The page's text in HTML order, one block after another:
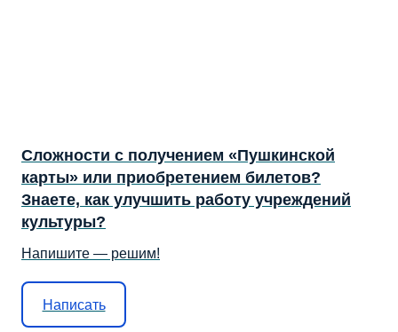
Сложности с получением «Пушкинской
карты» или приобретением билетов?
Знаете, как улучшить работу учреждений
культуры?
Напишите — решим!
Написать